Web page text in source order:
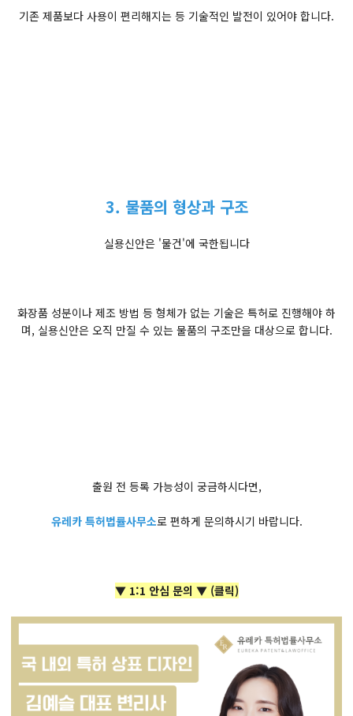
기존 제품보다 사용이 편리해지는 등 기술적인 발전이 있어야 합니다.
3. 물품의 형상과 구조
실용신안은 '물건'에 국한됩니다
화장품 성분이나 제조 방법 등 형체가 없는 기술은 특허로 진행해야 하
며, 실용신안은 오직 만질 수 있는 물품의 구조만을 대상으로 합니다.
출원 전 등록 가능성이 궁금하시다면,
유레카 특허법률사무소로 편하게 문의하시기 바랍니다.
▼ 1:1 안심 문의 ▼ (클릭)